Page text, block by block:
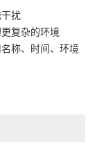
扰
复杂的环境
称、时间、环境